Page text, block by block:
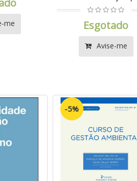
me Esgotado
Avise-me
-5%